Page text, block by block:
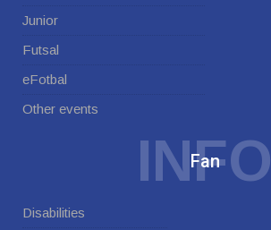
Junior
Futsal
eFotbal
Other events
Fan
INFO
Disabilities